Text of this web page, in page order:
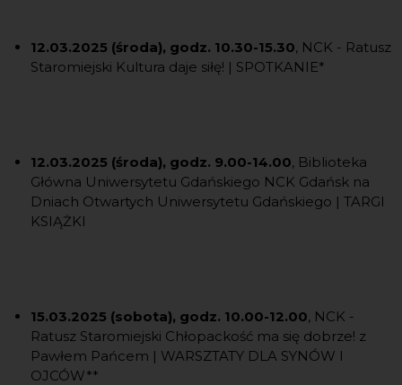
12.03.2025 (środa), godz. 10.30-15.30, NCK - Ratusz
Staromiejski Kultura daje siłę! | SPOTKANIE*
12.03.2025 (środa), godz. 9.00-14.00, Biblioteka
Główna Uniwersytetu Gdańskiego NCK Gdańsk na
Dniach Otwartych Uniwersytetu Gdańskiego | TARGI
KSIĄŻKI
15.03.2025 (sobota), godz. 10.00-12.00, NCK -
Ratusz Staromiejski Chłopackość ma się dobrze! z
Pawłem Pańcem | WARSZTATY DLA SYNÓW I
OJCÓW**